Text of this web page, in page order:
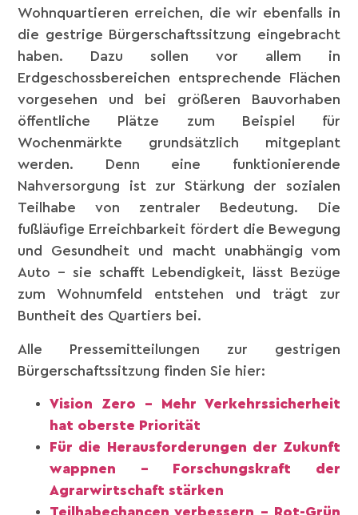
Wohnquartieren erreichen, die wir ebenfalls in
die gestrige Bürgerschaftssitzung eingebracht
haben. Dazu sollen vor allem in
Erdgeschossbereichen entsprechende Flächen
vorgesehen und bei größeren Bauvorhaben
öffentliche Plätze zum Beispiel für
Wochenmärkte grundsätzlich mitgeplant
werden. Denn eine funktionierende
Nahversorgung ist zur Stärkung der sozialen
Teilhabe von zentraler Bedeutung. Die
fußläufige Erreichbarkeit fördert die Bewegung
und Gesundheit und macht unabhängig vom
Auto – sie schafft Lebendigkeit, lässt Bezüge
zum Wohnumfeld entstehen und trägt zur
Buntheit des Quartiers bei.
Alle Pressemitteilungen zur gestrigen
Bürgerschaftssitzung finden Sie hier:
Vision Zero – Mehr Verkehrssicherheit
hat oberste Priorität
Für die Herausforderungen der Zukunft
wappnen – Forschungskraft der
Agrarwirtschaft stärken
Teilhabechancen verbessern – Rot-Grün